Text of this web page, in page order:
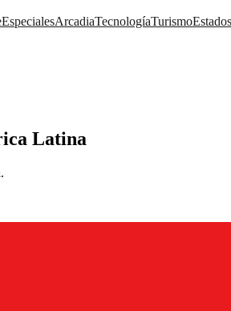
EspecialesArcadiaTecnologíaTurismo
Latina